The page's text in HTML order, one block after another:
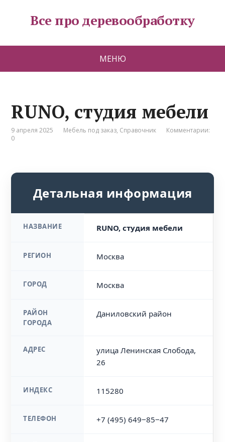
Все про деревообработку
МЕНЮ
RUNO, студия мебели
9 апреля 2025 Мебель под заказ, Справочник
Комментарии:
0
Детальная информация
НАЗВАНИЕ RUNO, студия мебели
РЕГИОН Москва
ГОРОД Москва
РАЙОН
ГОРОДА
Даниловский район
АДРЕС
улица Ленинская Слобода,
26
ИНДЕКС 115280
ТЕЛЕФОН +7 (495) 649‒85‒47